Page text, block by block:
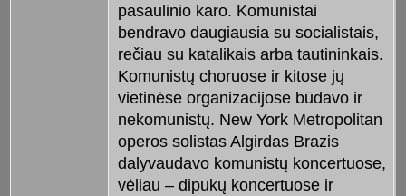
pasaulinio karo. Komunistai
bendravo daugiausia su socialistais,
rečiau su katalikais arba tautininkais.
Komunistų choruose ir kitose jų
vietinėse organizacijose būdavo ir
nekomunistų. New York Metropolitan
operos solistas Algirdas Brazis
dalyvaudavo komunistų koncertuose,
vėliau – dipukų koncertuose ir